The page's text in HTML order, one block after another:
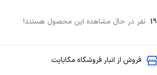
19 نفر در حال مشاهده این محصول هستند!
فروش از انبار فروشگاه مگابایت